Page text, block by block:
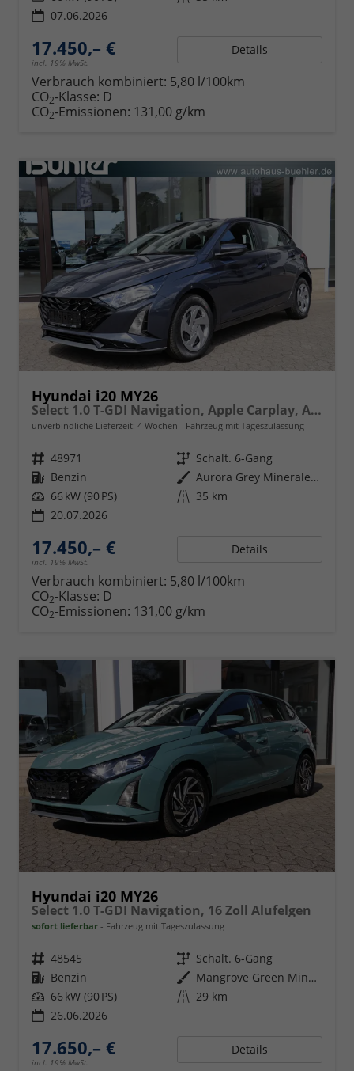
07.06.2026
17.450,– €
incl. 19% MwSt.
Details
Verbrauch kombiniert: 5,80 l/100km
CO2-Klasse: D
CO2-Emissionen: 131,00 g/km
Hyundai i20 MY26
Select 1.0 T-GDI Navigation, Apple Carplay, Android Auto
unverbindliche Lieferzeit: 4 Wochen Fahrzeug mit Tageszulassung
Fahrzeugnr. 48971 Getriebe Schalt. 6-Gang
Kraftstoff Benzin Außenfarbe
Aurora Grey Mineraleffekt
Leistung 66 kW (90 PS) Kilometerstand 35 km
20.07.2026
17.450,– €
incl. 19% MwSt.
Details
Verbrauch kombiniert: 5,80 l/100km
CO2-Klasse: D
CO2-Emissionen: 131,00 g/km
Hyundai i20 MY26
Select 1.0 T-GDI Navigation, 16 Zoll Alufelgen
sofort lieferbar Fahrzeug mit Tageszulassung
Fahrzeugnr. 48545 Getriebe Schalt. 6-Gang
Kraftstoff Benzin Außenfarbe
Mangrove Green Mineraleffekt
Leistung 66 kW (90 PS) Kilometerstand 29 km
26.06.2026
17.650,– €
incl. 19% MwSt.
Details